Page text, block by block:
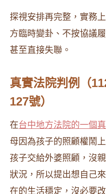
探視安排再完整，實務
方臨時變卦、不按協議
甚至直接失聯。
真實法院判例（
127號）
在台中地方法院的一個
母因為孩子的照顧權鬧
孩子交給外婆照顧，沒
狀況，所以提出想自己
在的生活穩定，沒必要